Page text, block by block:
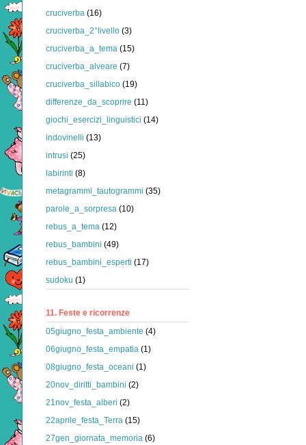
cruciverba (16)
cruciverba_2°livello (3)
cruciverba_a_tema (15)
cruciverba_alveare (7)
cruciverba_sillabico (19)
differenze_da_scoprire (11)
giochi_esercizi_linguistici (14)
indovinelli (13)
intrusi (25)
labirinti (8)
metagrammi_tautogrammi (35)
parole_a_sorpresa (10)
rebus_a_tema (12)
rebus_bambini (49)
rebus_bambini_esperti (17)
sudoku (1)
11. Feste e ricorrenze
05giugno_festa_ambiente (4)
06giugno_festa_empatia (1)
08giugno_festa_oceani (1)
20nov_diritti_bambini (2)
21nov_festa_alberi (2)
22aprile_festa_Terra (15)
27gen_giornata_memoria (6)